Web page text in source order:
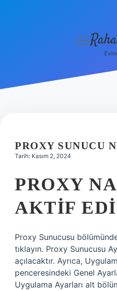
Hakkımızda
menüyü
PROXY SUNUCU
Tarih: Kasım 2, 2024
PROXY
AKTIF
Proxy Sunucusu
tıklayın. Proxy Sunucusu
açılacaktır. Ayrıca,
penceresindeki Genel
Uygulama Ayarları alt